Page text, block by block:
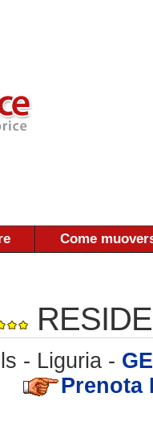
Come
- Liguria -
Prenota